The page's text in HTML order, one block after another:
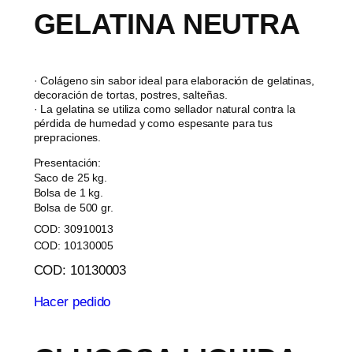
GELATINA NEUTRA
· Colágeno sin sabor ideal para elaboración de gelatinas,
decoración de tortas, postres, salteñas.
· La gelatina se utiliza como sellador natural contra la
pérdida de humedad y como espesante para tus
prepraciones.
Presentación:
Saco de 25 kg.
Bolsa de 1 kg.
Bolsa de 500 gr.
COD: 30910013
COD: 10130005
COD: 10130003
Hacer pedido